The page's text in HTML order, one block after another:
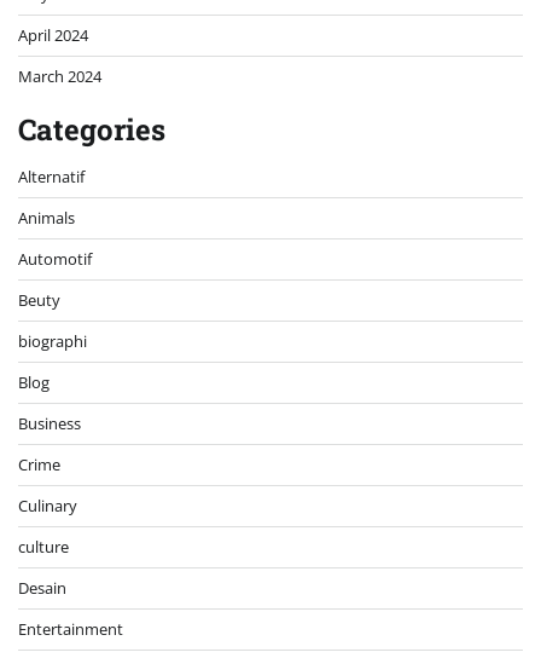
April 2024
March 2024
Categories
Alternatif
Animals
Automotif
Beuty
biographi
Blog
Business
Crime
Culinary
culture
Desain
Entertainment